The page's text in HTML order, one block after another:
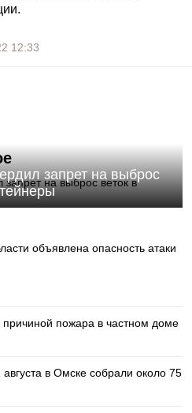
12:33
запрет на выброс
объявлена опасность атаки
пожара в частном доме
в Омске собрали около 75